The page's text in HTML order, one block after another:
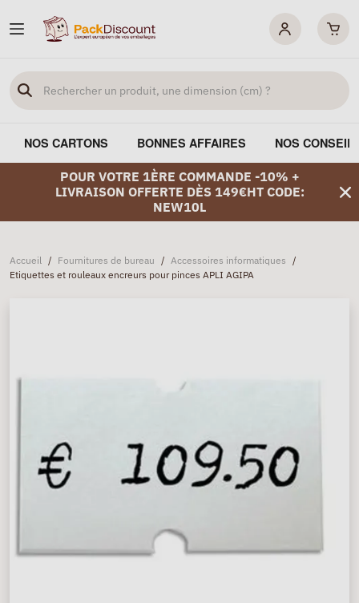
NOS CARTONS BONNES AFFAIRES NOS
POUR VOTRE 1ÈRE COMMANDE -10% +
LIVRAISON OFFERTE DÈS 149€HT CODE:
NEW10L
Accueil / Fournitures de bureau / Accessoires informatiques /
Etiquettes et rouleaux encreurs pour pinces APLI AGIPA